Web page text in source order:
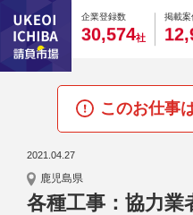
企業登録数
0
3
0
0,
0
5
0
74社
掲載案
0
1
0
2,
このお仕事
2021.04.27
鹿児島県
各種工事：協力業